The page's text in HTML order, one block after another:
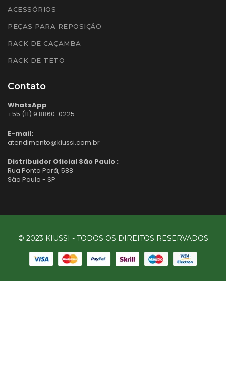
ACESSÓRIOS
PEÇAS PARA REPOSIÇÃO
RACK DE CAÇAMBA
RACK DE TETO
Contato
WhatsApp
+55 (11) 9 8860-0225
E-mail:
atendimento@kiussi.com.br
Distribuidor Oficial São Paulo :
Rua Ponta Porã, 588
São Paulo - SP
© 2023 KIUSSI - TODOS OS DIREITOS RESERVADOS